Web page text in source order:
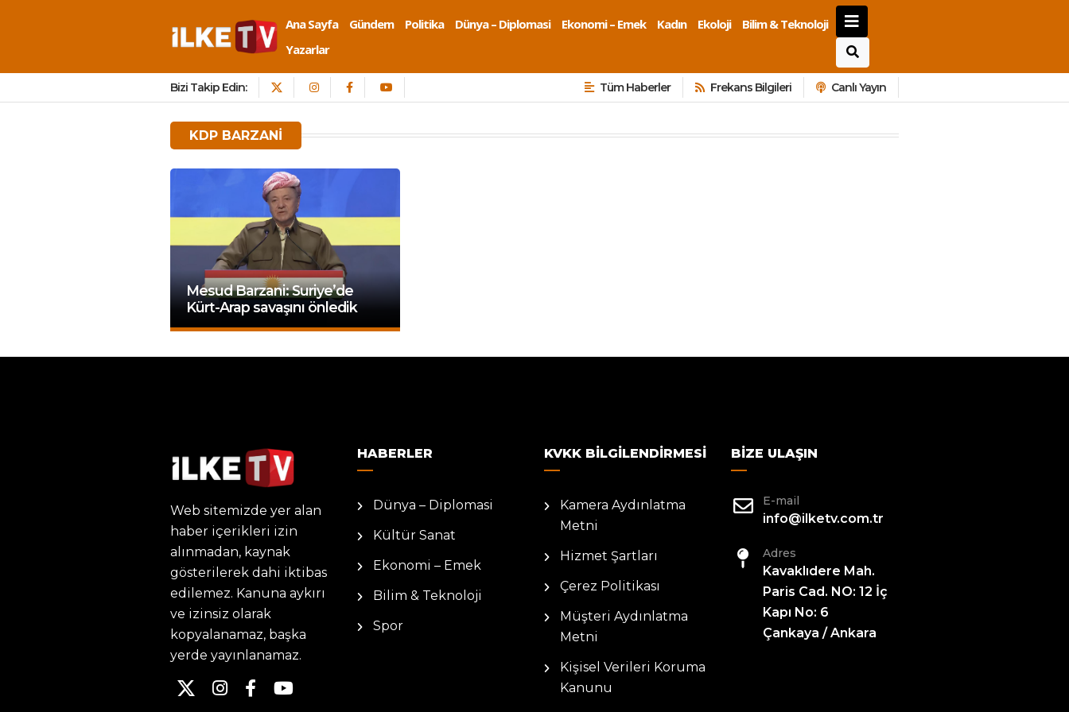
Ana Sayfa Gündem Politika Dünya – Diplomasi Ekonomi – Emek Kadın Ekoloji
Bilim & Teknoloji
Yazarlar
Bizi Takip Edin: Tüm Haberler Frekans Bilgileri Canlı Yayın
KDP BARZANI
Mesud Barzani: Suriye’de
Kürt-Arap savaşını önledik
Web sitemizde yer alan
haber içerikleri izin
alınmadan, kaynak
gösterilerek dahi iktibas
edilemez. Kanuna aykırı
ve izinsiz olarak
kopyalanamaz, başka
yerde yayınlanamaz.
HABERLER
Dünya – Diplomasi
Kültür Sanat
Ekonomi – Emek
Bilim & Teknoloji
Spor
KVKK BILGILENDIRMESI
Kamera Aydınlatma
Metni
Hizmet Şartları
Çerez Politikası
Müşteri Aydınlatma
Metni
Kişisel Verileri Koruma
Kanunu
BIZE ULAŞIN
E-mail
info@ilketv.com.tr
Adres
Kavaklıdere Mah.
Paris Cad. NO: 12 İç
Kapı No: 6
Çankaya / Ankara